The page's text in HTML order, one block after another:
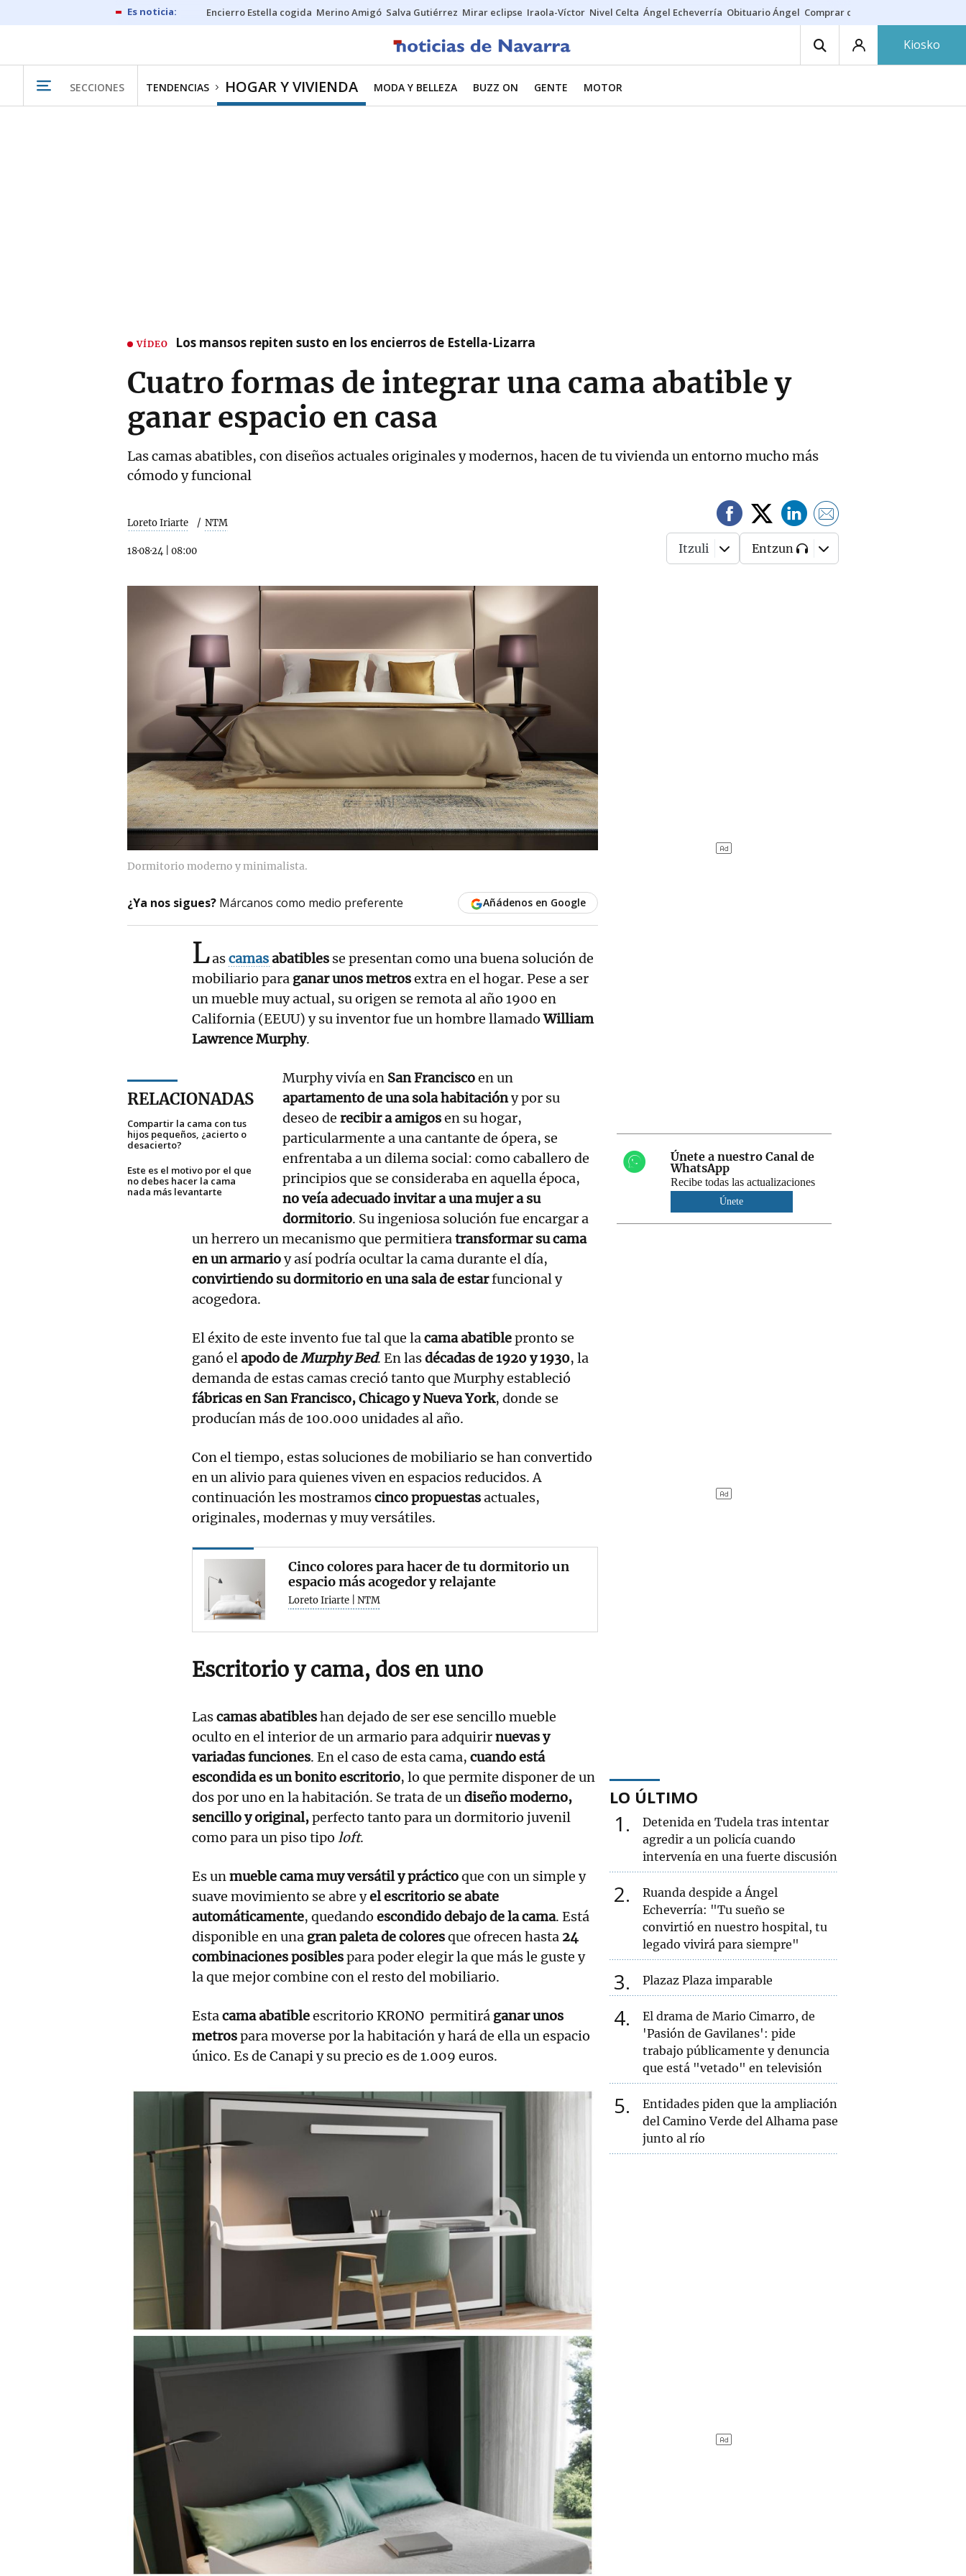
Encierro Estella cogida Merino Amigó Salva Gutiérrez Mirar eclipse Iraola-Víctor Nivel Celta Ángel Echeverría Obituario Ángel Comprar casa
Kiosko
SECCIONES TENDENCIAS HOGAR Y VIVIENDA MODA Y BELLEZA BUZZ ON GENTE MOTOR
VÍDEO Los mansos repiten susto en los encierros de Estella-Lizarra
Cuatro formas de integrar una cama abatible y
ganar espacio en casa
Las camas abatibles, con diseños actuales originales y modernos, hacen de tu vivienda un entorno mucho más
cómodo y funcional
Loreto Iriarte NTM
18·08·24 08:00 Itzuli Entzun
Dormitorio moderno y minimalista.
¿Ya nos sigues? Márcanos como medio preferente Añádenos en Google
Lascamasabatibles se presentan como una buena solución de
mobiliario para ganar unos metrosextra en el hogar. Pese a ser
un mueble muy actual, su origen se remota al año 1900 en
California (EEUU) y su inventor fue un hombre llamadoWilliam
Lawrence Murphy.
RELACIONADAS
Compartir la cama con tus
hijos pequeños, ¿acierto o
desacierto?
Este es el motivo por el que
no debes hacer la cama
nada más levantarte
Murphy vivía en San Franciscoen un
apartamento de una sola habitacióny por su
deseo de recibir a amigosen su hogar,
particularmente a una cantante de ópera, se
enfrentaba a un dilema social: como caballero de
principios que se consideraba en aquella época,
no veía adecuado invitar a una mujer a su
dormitorio. Su ingeniosa solución fue encargar a
un herrero un mecanismo que permitieratransformar su cama
en un armarioy así podría ocultar la cama durante el día,
convirtiendo su dormitorio en una sala de estarfuncional y
acogedora.
El éxito de este invento fue tal que lacama abatiblepronto se
ganó elapodo deMurphy Bed. En lasdécadas de 1920 y 1930, la
demanda de estas camas creció tanto que Murphy estableció
fábricas en San Francisco, Chicago y Nueva York, donde se
producían más de 100.000 unidades al año.
Con el tiempo, estas soluciones de mobiliario se han convertido
en un alivio para quienes viven en espacios reducidos. A
continuación les mostramoscinco propuestasactuales,
originales, modernas y muy versátiles.
Cinco colores para hacer de tu dormitorio un
espacio más acogedor y relajante
Loreto Iriarte | NTM
Escritorio y cama, dos en uno
Lascamas abatibleshan dejado de ser ese sencillo mueble
oculto en el interior de un armario para adquirirnuevas y
variadas funciones. En el caso de esta cama, cuando está
escondida es un bonito escritorio, lo que permite disponer de un
dos por uno en la habitación. Se trata de undiseño moderno,
sencillo y original,perfecto tanto para un dormitorio juvenil
como para un piso tipo loft.
Es unmueble cama muy versátil y prácticoque con un simple y
suave movimiento se abre yel escritorio se abate
automáticamente, quedando escondido debajo de la cama. Está
disponible en una gran paleta de coloresque ofrecen hasta 24
combinaciones posiblespara poder elegir la que más le guste y
la que mejor combine con el resto del mobiliario.
Estacama abatibleescritorio KRONO permitirá ganar unos
metrospara moverse por la habitación y hará de ella un espacio
único. Es de Canapi y su precio es de 1.009 euros.
Únete a nuestro Canal de
WhatsApp
Recibe todas las actualizaciones
Únete
LO ÚLTIMO
1
Detenida en Tudela tras intentar
agredir a un policía cuando
intervenía en una fuerte discusión
2
Ruanda despide a Ángel
Echeverría: "Tu sueño se
convirtió en nuestro hospital, tu
legado vivirá para siempre"
3 Plazaz Plaza imparable
4
El drama de Mario Cimarro, de
'Pasión de Gavilanes': pide
trabajo públicamente y denuncia
que está "vetado" en televisión
5
Entidades piden que la ampliación
del Camino Verde del Alhama pase
junto al río